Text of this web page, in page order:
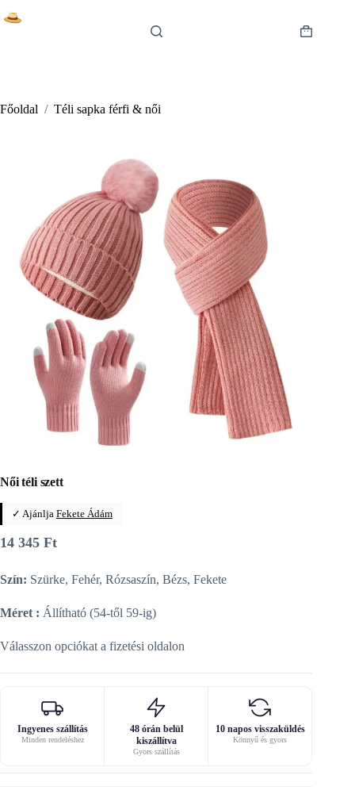
to
Shopping
Főoldal / Téli sapka férfi & női
Női téli szett
✓ Ajánlja Fekete Ádám
14 345 Ft
Szín: Szürke, Fehér, Rózsaszín, Bézs, Fekete
Méret : Állítható (54-től 59-ig)
Válasszon opciókat a fizetési oldalon
Ingyenes szállítás
Minden rendeléshez
48 órán belül
kiszállítva
Gyors szállítás
10 napos visszaküldés
Könnyű és gyors